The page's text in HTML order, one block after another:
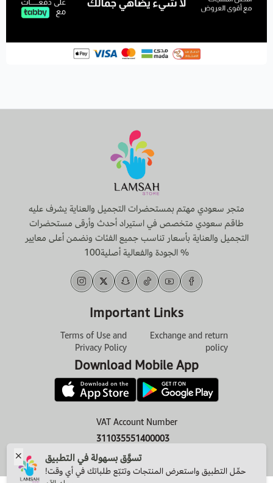
متجر سعودي مهتم بمستحضرات التجميل والعناية يشرف عليه
طاقم سعودي متخصص في استيراد أحدث وأرقى مستحضرات
التجميل والعناية بأسعار تناسب جميع الفئات ونضمن أعلى معايير
الجودة والفعالية أصلية100 %
Important Links
Terms of Use and
Privacy Policy
Exchange and return
policy
Download Mobile App
VAT Account Number
311035551400003
تسوَّق بسهولة في التطبيق
حمِّل التطبيق واستعرض المنتجات وتتبّع طلباتك في أي وقت!